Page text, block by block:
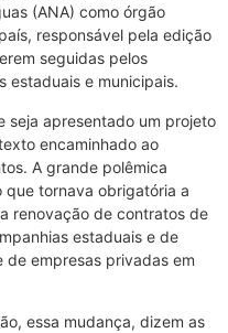
(ANA) como órgão
responsável pela edição
seguidas pelos
estaduais e municipais.
seja apresentado um projeto
encaminhado ao
A grande polêmica
tornava obrigatória a
renovação de contratos de
estaduais e de
de empresas privadas em
essa mudança, dizem as